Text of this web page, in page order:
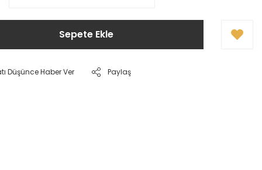
Sepete Ekle
Düşünce Haber Ver Paylaş